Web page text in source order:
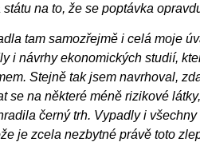
státu na to, že se poptávka
tam samozřejmě i celá moje
i návrhy ekonomických studií,
Stejně tak jsem navrhoval,
se na některé méně rizikové
černý trh. Vypadly i
je zcela nezbytné právě toto